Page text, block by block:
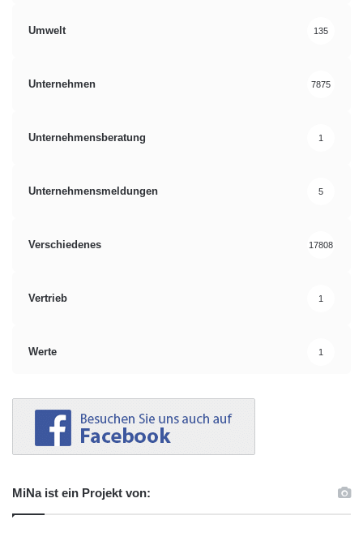
Umwelt 135
Unternehmen 7875
Unternehmensberatung 1
Unternehmensmeldungen 5
Verschiedenes 17808
Vertrieb 1
Werte 1
MiNa ist ein Projekt von: